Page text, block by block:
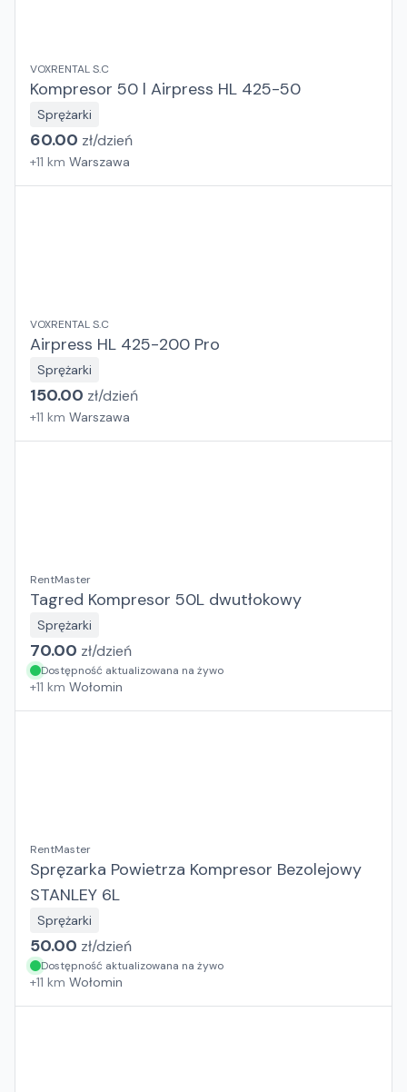
VOXRENTAL S.C
Kompresor 50 l Airpress HL 425-50
Sprężarki
60.00 zł/dzień
+11 km Warszawa
VOXRENTAL S.C
Airpress HL 425-200 Pro
Sprężarki
150.00 zł/dzień
+11 km Warszawa
RentMaster
Tagred Kompresor 50L dwutłokowy
Sprężarki
70.00 zł/dzień
Dostępność aktualizowana na żywo
+11 km Wołomin
RentMaster
Spręzarka Powietrza Kompresor Bezolejowy
STANLEY 6L
Sprężarki
50.00 zł/dzień
Dostępność aktualizowana na żywo
+11 km Wołomin